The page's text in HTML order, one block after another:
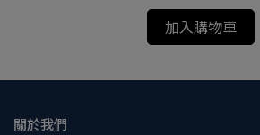
加入購物車
關於我們